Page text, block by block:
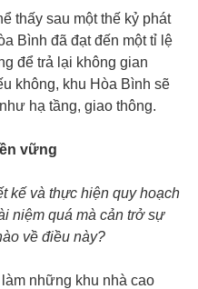
thấy sau một thế kỷ phát
Bình đã đạt đến một tỉ lệ
để trả lại không gian
không, khu Hòa Bình sẽ
hạ tầng, giao thông.
vững
kế và thực hiện quy hoạch
niệm quá mà cản trở sự
về điều này?
những khu nhà cao